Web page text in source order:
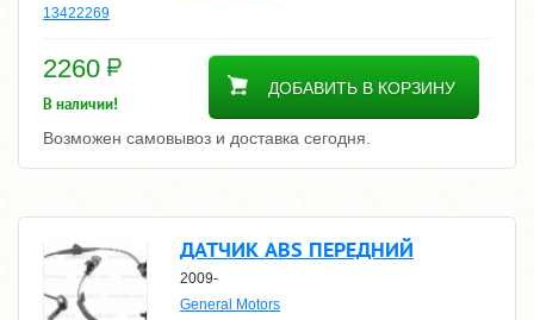
13422269
2260
ДОБАВИТЬ В КОРЗИНУ
В наличии!
Возможен самовывоз и доставка сегодня.
ДАТЧИК ABS ПЕРЕДНИЙ
2009-
General Motors